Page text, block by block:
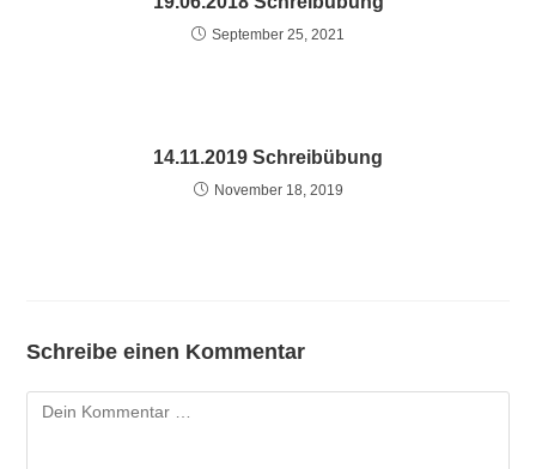
September 25, 2021
14.11.2019 Schreibübung
November 18, 2019
Schreibe einen Kommentar